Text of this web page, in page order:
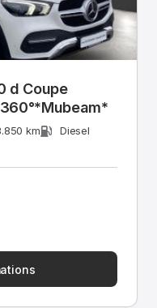
d Coupe
km
Diesel